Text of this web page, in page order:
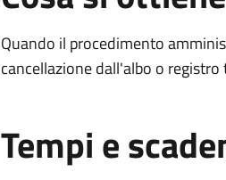
Quando il procedimento
cancellazione dall'albo o
Tempi e